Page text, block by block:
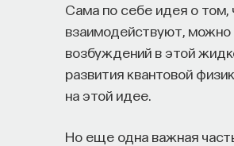
Сама по себе идея о том,
взаимодействуют, можно
возбуждений в этой
развития квантовой
на этой идее.
Но еще одна важная